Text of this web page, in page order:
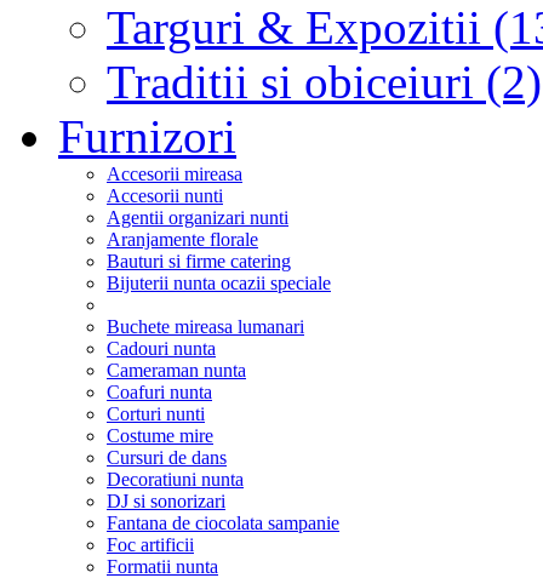
Targuri & Expozitii
Traditii si obiceiuri (2)
Furnizori
Accesorii mireasa
Accesorii nunti
Agentii organizari nunti
Aranjamente florale
Bauturi si firme catering
Bijuterii nunta ocazii speciale
Buchete mireasa lumanari
Cadouri nunta
Cameraman nunta
Coafuri nunta
Corturi nunti
Costume mire
Cursuri de dans
Decoratiuni nunta
DJ si sonorizari
Fantana de ciocolata sampanie
Foc artificii
Formatii nunta